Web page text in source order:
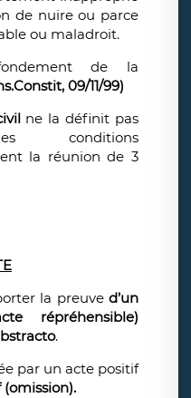
de nuire ou parce
ou maladroit.
de la
09/11/99)
ne la définit pas
conditions
la réunion de 3
la preuve d’un
répréhensible)
.
par un acte positif